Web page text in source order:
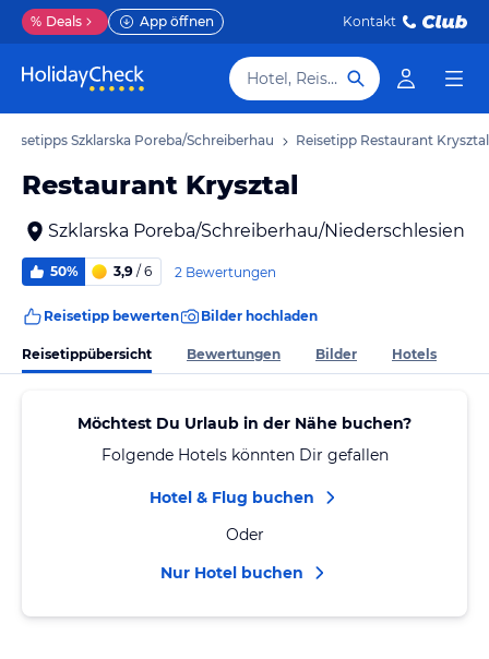
% Deals App öffnen Kontakt
Hotel, Reiseziel
Reisetipps Szklarska Poreba/Schreiberhau Reisetipp Restaurant Krysztal
Restaurant Krysztal
Szklarska Poreba/Schreiberhau/Niederschlesien
50% 3,9 / 6 2 Bewertungen
Reisetipp bewerten Bilder hochladen
Reisetippübersicht Bewertungen Bilder Hotels
Möchtest Du Urlaub in der Nähe buchen?
Folgende Hotels könnten Dir gefallen
Hotel & Flug buchen
Oder
Nur Hotel buchen